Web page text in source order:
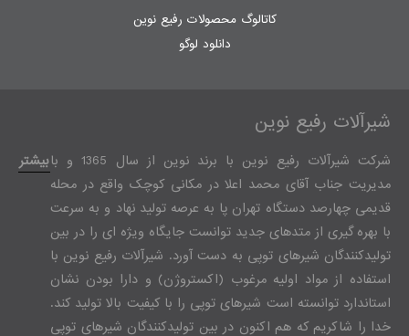
کاتالوگ محصولات رفیع نوین
دانلود لوگو
شیرآلات رفیع نوین
شرکت شیرآلات رفیع نوین با برند نوین از سال 1365 و با
مدیریت جناب آقای محمد اعلا در مکانی کوچک واقع در محله
قدیمی چهارصد دستگاه تهران پا به عرصه تولید نهاد و به سرعت
با بهره گیری از متدهای جدید توانست جایگاه ویژه ای را در بین
تولیدکنندگان شیرهای توپی به دست آورد. شیرآلات رفیع نوین با
استفاده از مواد اولیه مرغوب (اکستروژن) و دارا بودن نشان
استاندارد توانسته است شیرهای توپی را با کیفیت بالا تولید کند.
خدا را شاکریم که هم اکنون در بین تولیدکنندگان شیرهای توپی
بیشتر